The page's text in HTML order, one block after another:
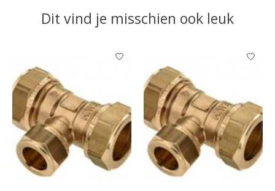
Dit vind je misschien ook leuk
Items van productcarrousel